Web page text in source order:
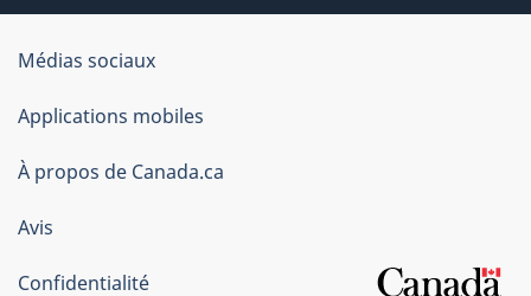
Organisation
du
gouvernement
du
Canada
Médias sociaux
Applications mobiles
À propos de Canada.ca
Avis
Confidentialité